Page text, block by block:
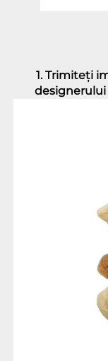
1. Trimiteţi